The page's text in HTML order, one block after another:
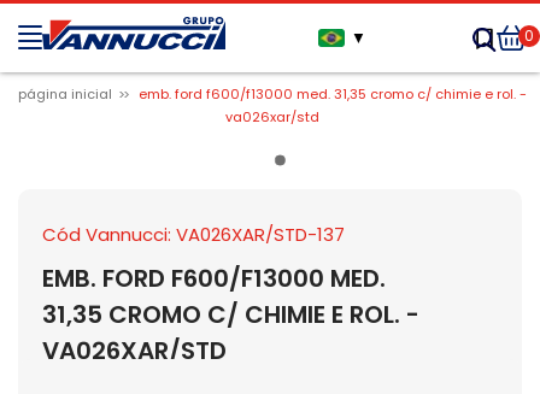
▼ 0
página inicial
emb. ford f600/f13000 med. 31,35 cromo c/ chimie e rol. -
va026xar/std
Cód Vannucci: VA026XAR/STD-137
EMB. FORD F600/F13000 MED.
31,35 CROMO C/ CHIMIE E ROL. -
VA026XAR/STD